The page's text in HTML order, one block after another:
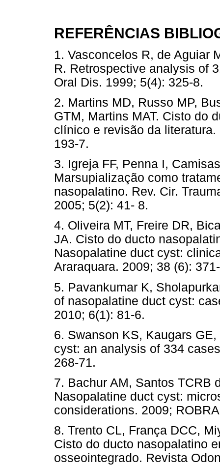
REFERÊNCIAS
1. Vasconcelos R, de Aguiar
R. Retrospective analysis of
Oral Dis. 1999; 5(4):
2. Martins MD, Russo MP,
GTM, Martins MAT. Cisto do
clínico e revisão da
193-7.
3. Igreja FF, Penna I,
Marsupialização como
nasopalatino. Rev. Cir.
2005; 5(2): 41- 8.
4. Oliveira MT, Freire DR,
JA. Cisto do ducto
Nasopalatine duct cyst:
Araraquara. 2009; 38 (6):
5. Pavankumar K,
of nasopalatine duct cyst:
2010; 6(1): 81-6.
6. Swanson KS, Kaugars
cyst: an analysis of 334
268-71.
7. Bachur AM, Santos TCRB
Nasopalatine duct cyst:
considerations. 2009;
8. Trento CL, França DCC,
Cisto do ducto nasopalatino
osseointegrado. Revista